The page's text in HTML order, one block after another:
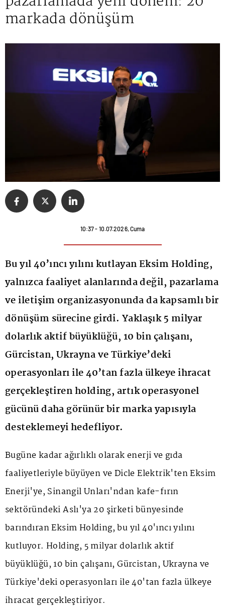
markada dönüşüm
10:37 - 10.07.2026, Cuma
Bu yıl 40’ıncı yılını kutlayan Eksim Holding,
yalnızca faaliyet alanlarında değil, pazarlama
ve iletişim organizasyonunda da kapsamlı bir
dönüşüm sürecine girdi. Yaklaşık 5 milyar
dolarlık aktif büyüklüğü, 10 bin çalışanı,
Gürcistan, Ukrayna ve Türkiye’deki
operasyonları ile 40’tan fazla ülkeye ihracat
gerçekleştiren holding, artık operasyonel
gücünü daha görünür bir marka yapısıyla
desteklemeyi hedefliyor.
Bugüne kadar ağırlıklı olarak enerji ve gıda
faaliyetleriyle büyüyen ve Dicle Elektrik'ten Eksim
Enerji'ye, Sinangil Unları'ndan kafe-fırın
sektöründeki Aslı'ya 20 şirketi bünyesinde
barındıran Eksim Holding, bu yıl 40'ıncı yılını
kutluyor. Holding, 5 milyar dolarlık aktif
büyüklüğü, 10 bin çalışanı, Gürcistan, Ukrayna ve
Türkiye'deki operasyonları ile 40'tan fazla ülkeye
ihracat gerçekleştiriyor.